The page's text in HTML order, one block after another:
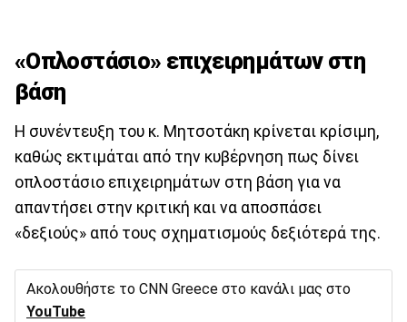
«Οπλοστάσιο» επιχειρημάτων στη
βάση
Η συνέντευξη του κ. Μητσοτάκη κρίνεται κρίσιμη,
καθώς εκτιμάται από την κυβέρνηση πως δίνει
οπλοστάσιο επιχειρημάτων στη βάση για να
απαντήσει στην κριτική και να αποσπάσει
«δεξιούς» από τους σχηματισμούς δεξιότερά της.
Ακολουθήστε το CNN Greece στο κανάλι μας στο
YouTube